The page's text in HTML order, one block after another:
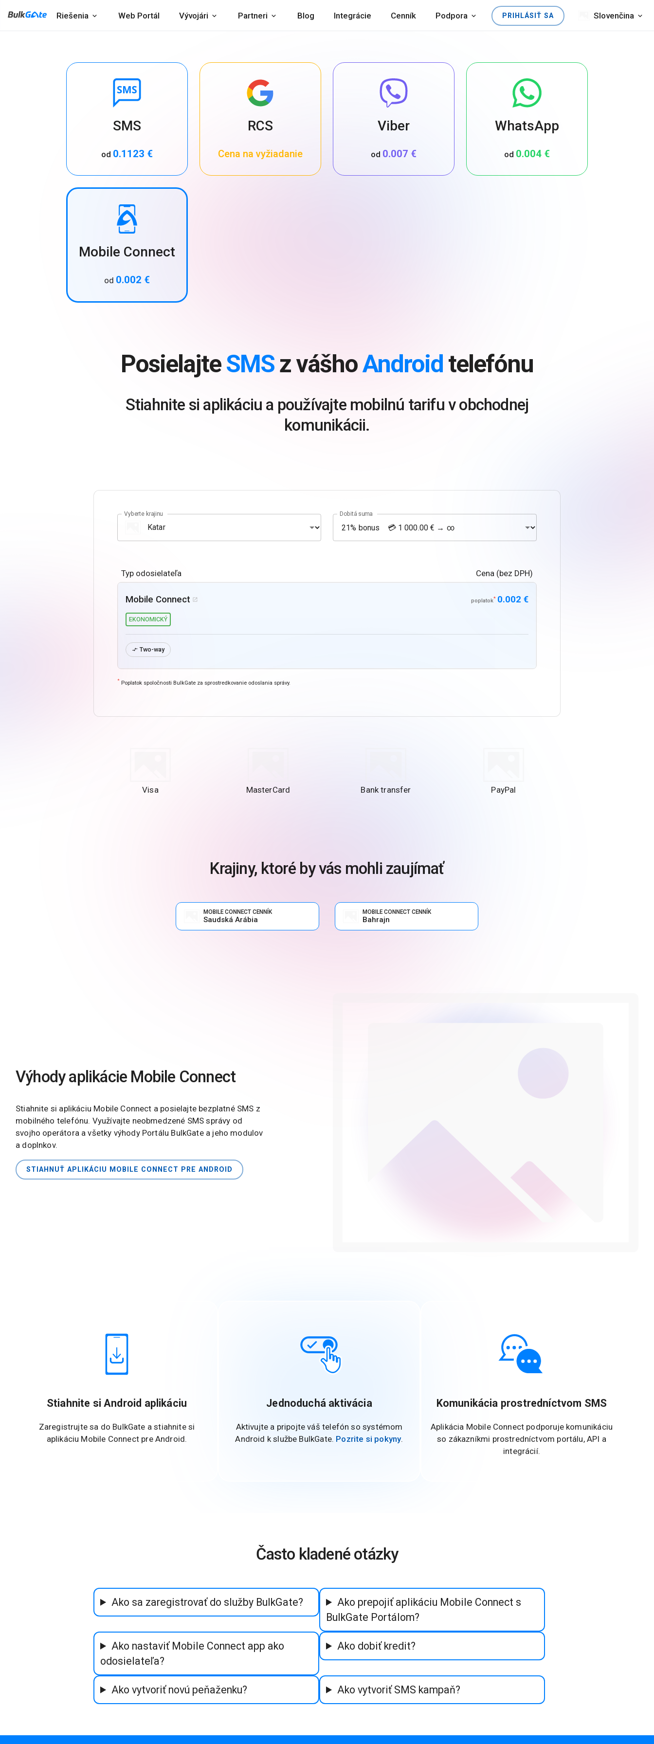
Riešenia Web Portál Vývojári Partneri Blog Integrácie Cenník Podpora PRIHLÁSIŤ SA Slovenčina
SMS
od 0.1123 €
RCS
Cena na vyžiadanie
Viber
od 0.007 €
WhatsApp
od 0.004 €
Mobile Connect
od 0.002 €
PosielajteSMSz vášhoAndroid telefónu
Stiahnite si aplikáciu a používajte mobilnú tarifu v obchodnej
komunikácii.
Vyberte krajinu Dobitá suma
Typ odosielateľa Cena (bez DPH)
Mobile Connect  poplatok* 0.002 €
EKONOMICKÝ
 Two-way
* Poplatok spoločnosti BulkGate za sprostredkovanie odoslania správy.
Visa MasterCard Bank transfer PayPal
Krajiny, ktoré by vás mohli zaujímať
MOBILE CONNECT CENNÍK
Saudská Arábia
MOBILE CONNECT CENNÍK
Bahrajn
Výhody aplikácie Mobile Connect
Stiahnite si aplikáciu Mobile Connect a posielajte bezplatné SMS z
mobilného telefónu. Využívajte neobmedzené SMS správy od
svojho operátora a všetky výhody Portálu BulkGate a jeho modulov
a doplnkov.
STIAHNUŤ APLIKÁCIU MOBILE CONNECT PRE ANDROID
Stiahnite si Android aplikáciu
Zaregistrujte sa do BulkGate a stiahnite si
aplikáciu Mobile Connect pre Android.
Jednoduchá aktivácia
Aktivujte a pripojte váš telefón so systémom
Android k službe BulkGate. Pozrite si pokyny.
Komunikácia prostredníctvom SMS
Aplikácia Mobile Connect podporuje komunikáciu
so zákazníkmi prostredníctvom portálu, API a
integrácií.
Často kladené otázky
Ako sa zaregistrovať do služby BulkGate?
Ako prepojiť aplikáciu Mobile Connect s
BulkGate Portálom?
Ako nastaviť Mobile Connect app ako
odosielateľa?
Ako dobiť kredit?
Ako vytvoriť novú peňaženku? Ako vytvoriť SMS kampaň?